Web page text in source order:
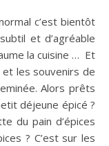
et d’agréable
la cuisine … Et
les souvenirs de
Alors prêts
déjeune épicé ?
du pain d’épices
? C’est sur les